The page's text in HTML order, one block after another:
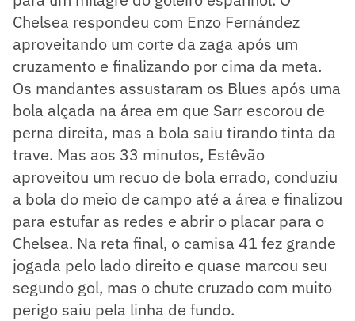
Chelsea respondeu com Enzo Fernández
aproveitando um corte da zaga após um
cruzamento e finalizando por cima da meta.
Os mandantes assustaram os Blues após uma
bola alçada na área em que Sarr escorou de
perna direita, mas a bola saiu tirando tinta da
trave. Mas aos 33 minutos, Estêvão
aproveitou um recuo de bola errado, conduziu
a bola do meio de campo até a área e finalizou
para estufar as redes e abrir o placar para o
Chelsea. Na reta final, o camisa 41 fez grande
jogada pelo lado direito e quase marcou seu
segundo gol, mas o chute cruzado com muito
perigo saiu pela linha de fundo.